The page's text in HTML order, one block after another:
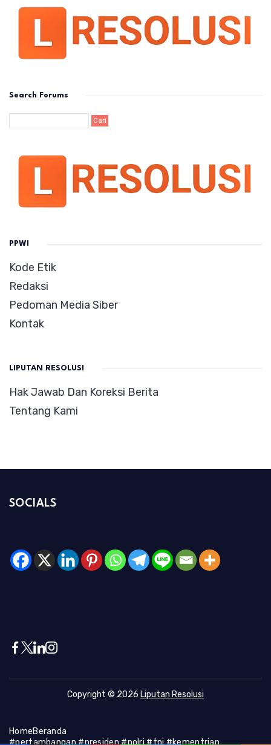
Search Forums
PPWI
Kode Etik
Redaksi
Pedoman Media Siber
Kontak
LIPUTAN RESOLUSI
Hak Jawab Dan Koreksi Berita
Tentang Kami
SOCIALS
Copyright © 2026 Liputan Resolusi
HomeBeranda
#pertambangan #presiden #polri #tni #kementrian